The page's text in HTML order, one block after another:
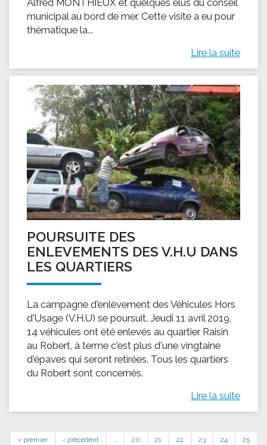
municipal au bord de mer. Cette visite a eu pour
thématique la...
Lire la suite
POURSUITE DES
ENLEVEMENTS DES V.H.U DANS
LES QUARTIERS
La campagne d'enlèvement des Véhicules Hors
d'Usage (V.H.U) se poursuit. Jeudi 11 avril 2019,
14 véhicules ont été enlevés au quartier Raisin
au Robert, à terme c'est plus d'une vingtaine
d'épaves qui seront retirées. Tous les quartiers
du Robert sont concernés.
Lire la suite
« premier ‹ précédent … 20 21 22 23 24 25